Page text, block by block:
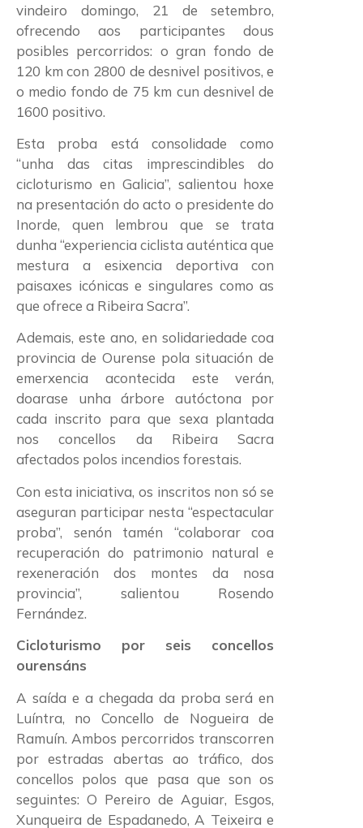
vindeiro domingo, 21 de setembro,
ofrecendo aos participantes dous
posibles percorridos: o gran fondo de
120 km con 2800 de desnivel positivos, e
o medio fondo de 75 km cun desnivel de
1600 positivo.
Esta proba está consolidade como
“unha das citas imprescindibles do
cicloturismo en Galicia”, salientou hoxe
na presentación do acto o presidente do
Inorde, quen lembrou que se trata
dunha “experiencia ciclista auténtica que
mestura a esixencia deportiva con
paisaxes icónicas e singulares como as
que ofrece a Ribeira Sacra”.
Ademais, este ano, en solidariedade coa
provincia de Ourense pola situación de
emerxencia acontecida este verán,
doarase unha árbore autóctona por
cada inscrito para que sexa plantada
nos concellos da Ribeira Sacra
afectados polos incendios forestais.
Con esta iniciativa, os inscritos non só se
aseguran participar nesta “espectacular
proba”, senón tamén “colaborar coa
recuperación do patrimonio natural e
rexeneración dos montes da nosa
provincia”, salientou Rosendo
Fernández.
Cicloturismo por seis concellos
ourensáns
A saída e a chegada da proba será en
Luíntra, no Concello de Nogueira de
Ramuín. Ambos percorridos transcorren
por estradas abertas ao tráfico, dos
concellos polos que pasa que son os
seguintes: O Pereiro de Aguiar, Esgos,
Xunqueira de Espadanedo, A Teixeira e